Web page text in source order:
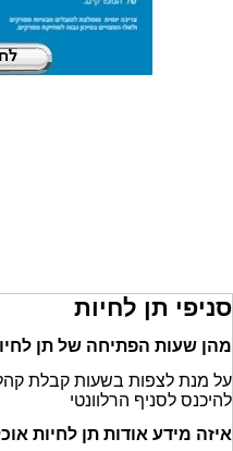
סניפי תן לחיות
מהן שעות הפתיחה של תן
על מנת לצפות בשעות קבלת
להיכנס לסניף הרלוונטי
איזה מידע אודות תן לחיות